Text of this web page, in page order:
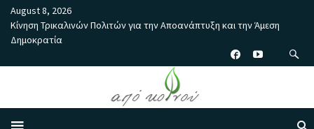
August 8, 2026
Κίνηση Τρικαλινών Πολιτών για την Αποανάπτυξη και την Άμεση
Δημοκρατία